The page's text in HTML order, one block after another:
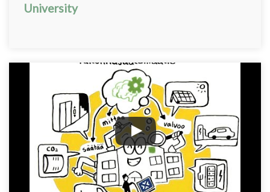
University